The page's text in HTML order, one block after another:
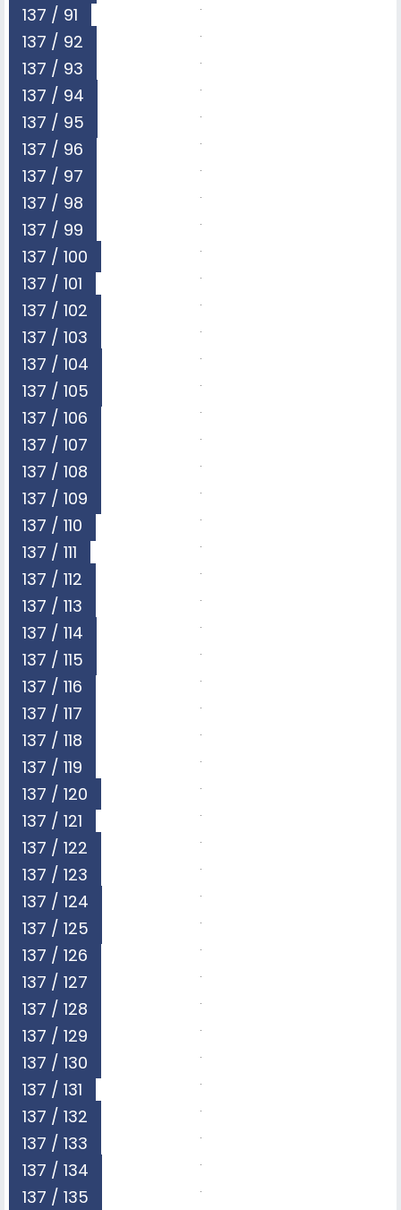
137 / 91
137 / 92
137 / 93
137 / 94
137 / 95
137 / 96
137 / 97
137 / 98
137 / 99
137 / 100
137 / 101
137 / 102
137 / 103
137 / 104
137 / 105
137 / 106
137 / 107
137 / 108
137 / 109
137 / 110
137 / 111
137 / 112
137 / 113
137 / 114
137 / 115
137 / 116
137 / 117
137 / 118
137 / 119
137 / 120
137 / 121
137 / 122
137 / 123
137 / 124
137 / 125
137 / 126
137 / 127
137 / 128
137 / 129
137 / 130
137 / 131
137 / 132
137 / 133
137 / 134
137 / 135